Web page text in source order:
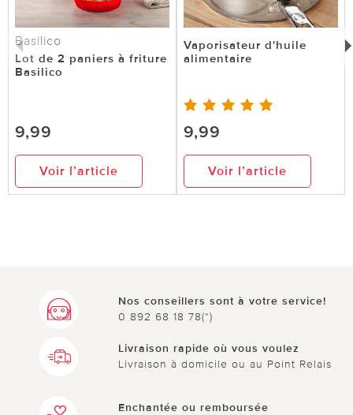
1 sur 1 ont trouvé cette évaluation utile.
pas utile
Basilico
Lot de 2 paniers à friture
Basilico
9,99
Voir l’article
Vaporisateur d'huile
alimentaire
9,99
Voir l’article
Nos conseillers sont à votre service!
0 892 68 18 78(*)
Livraison rapide où vous voulez
Livraison à domicile ou au Point Relais
Enchantée ou remboursée